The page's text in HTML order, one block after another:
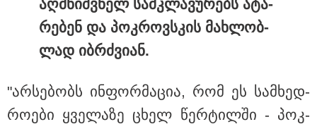
სასკოლო ფორმების ჩინეთიდან
საქართველოში მოწოდება სამ
აღმნიშ­ვნელ სამ­კლა­ვუ­რებს ატა­
რე­ბენ და პოკ­როვ­სკის მახ­ლობ­
ლად იბ­რძვი­ან.
"არ­სე­ბობს ინ­ფორ­მა­ცია, რომ ეს სამ­ხედ­
რო­ე­ბი ყვე­ლა­ზე ცხელ წერ­ტილ­ში - პოკ­